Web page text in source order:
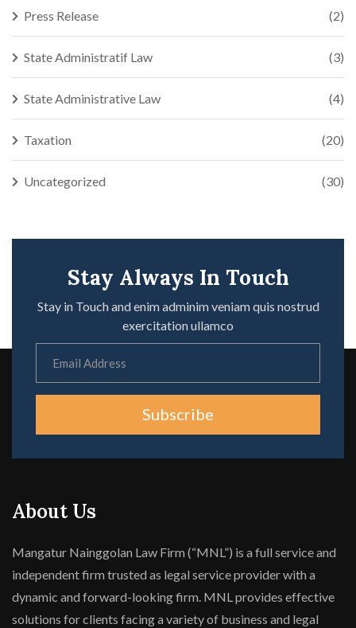
Press Release (2)
State Administratif Law (3)
State Administrative Law (4)
Taxation (20)
Uncategorized (30)
Stay Always In Touch
Stay in Touch and enim adminim veniam quis nostrud
exercitation ullamco
Subscribe
About Us
Mangatur Nainggolan Law Firm (“MNL”) is a full service and
independent firm trusted as legal service provider with a
dynamic and forward-looking firm. MNL provides effective
solutions for clients facing a variety of business and legal